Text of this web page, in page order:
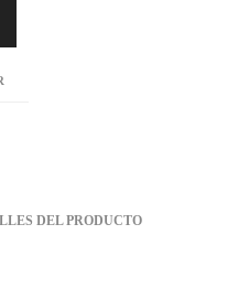
DEL PRODUCTO